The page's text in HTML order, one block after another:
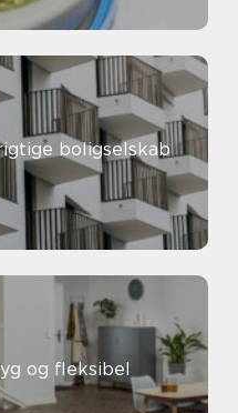
boligselskab
og fleksibel